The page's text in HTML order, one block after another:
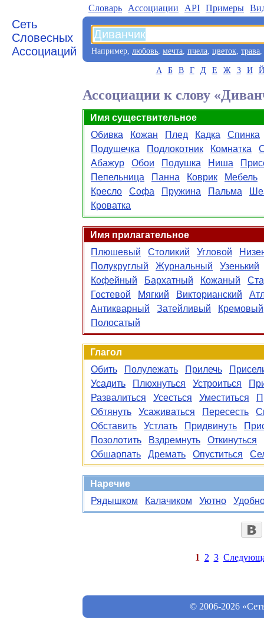
Сеть
Словесных
Ассоциаций
Словарь Aссоциации API Примеры
Например, любовь, мечта, пчела, цветок, трава,
А Б В Г Д Е Ж З И Й
Ассоциации к слову
Имя существительное
Обивка
Кожан Плед Кадка
Спинка
Подушечка
Подлокотник Комнатка
Абажур
Обои Подушка Ниша
Пепельница
Панна Коврик
Мебель
Кресло
Софа Пружина Пальма
Кроватка
Имя прилагательное
Плюшевый
Столикий Угловой
Полукруглый
Журнальный
Узенький
Кофейный
Бархатный Кожаный
Гостевой
Мягкий Викторианский
Антикварный
Затейливый
Кремовый
Полосатый
Глагол
Обить
Полулежать Прилечь
Усадить
Плюхнуться Устроиться
Развалиться
Усесться Уместиться
Обтянуть
Усаживаться Пересесть
Обставить
Устлать Придвинуть
Позолотить
Вздремнуть
Откинуться
Обшарпать
Дремать Опуститься
Наречие
Рядышком
Калачиком Уютно
1 2 3
© 2006-2026